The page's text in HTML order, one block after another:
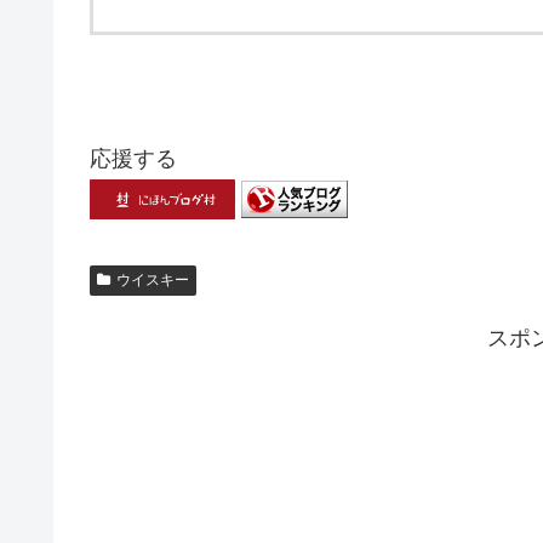
応援する
ウイスキー
スポ